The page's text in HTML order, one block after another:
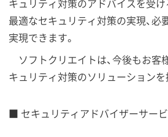
キュリティ対策のアドバイスを受け
最適なセキュリティ対策の実現、必
実現できます。
ソフトクリエイトは、今後もお客
キュリティ対策のソリューションを
■ セキュリティアドバイザーサー